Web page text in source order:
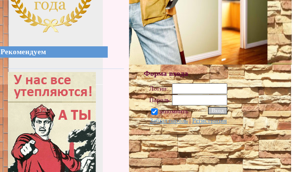
Рекомендуем
Форма входа
Логин:
Пароль:
запомнить
Забыл пароль|Регистрация